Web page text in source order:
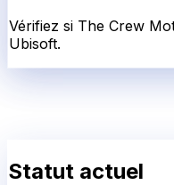
Vérifiez si The Crew
Ubisoft.
Statut actuel